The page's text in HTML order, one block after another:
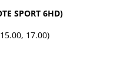
SPORT 6HD)
15.00, 17.00)